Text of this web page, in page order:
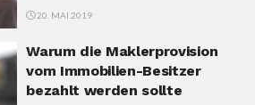
20. MAI 2019
Warum die Maklerprovision
vom Immobilien-Besitzer
bezahlt werden sollte